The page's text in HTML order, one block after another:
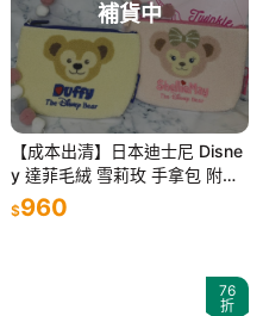
補貨中
【成本出清】日本迪士尼 Disne
y 達菲毛絨 雪莉玫 手拿包 附發
票
$960
76
折